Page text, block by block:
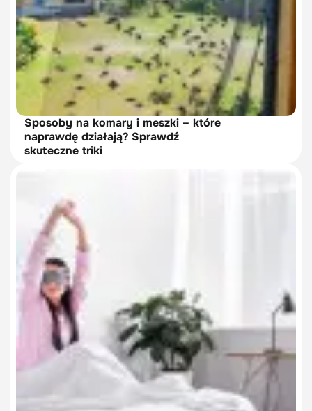
Sposoby na komary i meszki – które
naprawdę działają? Sprawdź
skuteczne triki